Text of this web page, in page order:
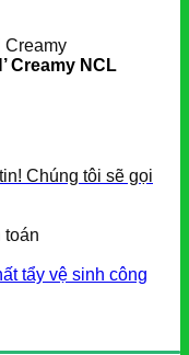
Creamy NCL
Chúng tôi sẽ gọi
tẩy vệ sinh công